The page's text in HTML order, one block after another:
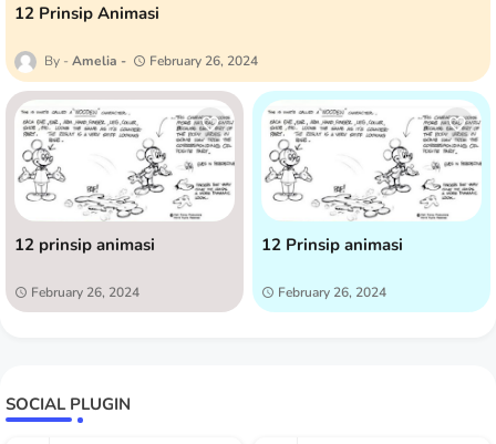
12 Prinsip Animasi
Amelia February 26, 2024
12 prinsip animasi
February 26, 2024
12 Prinsip animasi
February 26, 2024
SOCIAL PLUGIN